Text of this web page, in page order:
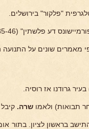
"פלקור" בירושלים.
דע פלשתין" (1935-46) בג'נבה.
תבואות) ולאמו שרה. קיבל
ארצה בשנת 1905 והתישב בראשון